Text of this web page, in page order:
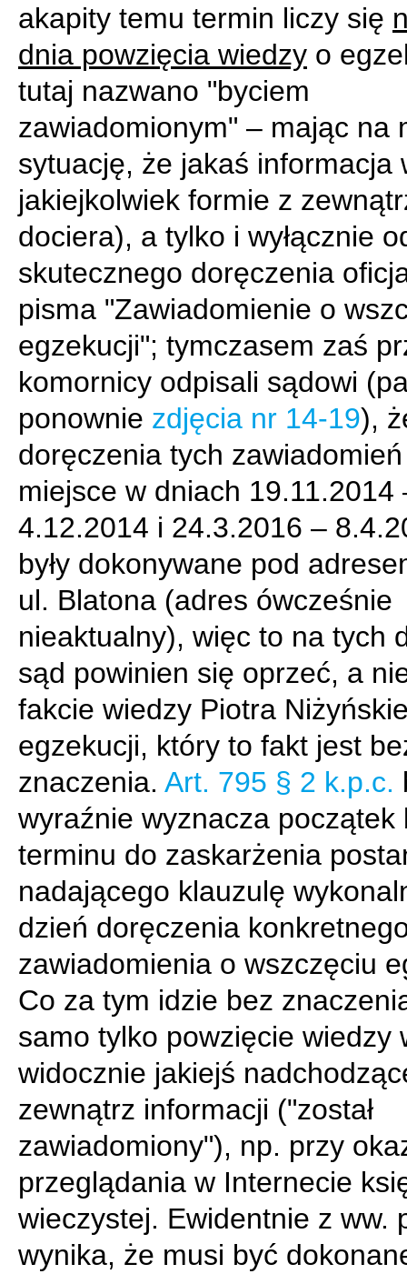
akapity temu termin liczy się
dnia powzięcia wiedzy o
tutaj nazwano "byciem
zawiadomionym" – mając na
sytuację, że jakaś informacja
jakiejkolwiek formie z
dociera), a tylko i wyłącznie
skutecznego doręczenia
pisma "Zawiadomienie o
egzekucji"; tymczasem zaś
komornicy odpisali sądowi
ponownie zdjęcia nr 14-19),
doręczenia tych zawiadomień
miejsce w dniach 19.11.2014
4.12.2014 i 24.3.2016 –
były dokonywane pod
ul. Blatona (adres ówcześnie
nieaktualny), więc to na tych
sąd powinien się oprzeć, a
fakcie wiedzy Piotra
egzekucji, który to fakt jest
znaczenia. Art. 795 § 2 k.p.c.
wyraźnie wyznacza początek
terminu do zaskarżenia
nadającego klauzulę
dzień doręczenia
zawiadomienia o wszczęciu
Co za tym idzie bez
samo tylko powzięcie wiedzy
widocznie jakiejś
zewnątrz informacji ("został
zawiadomiony"), np. przy
przeglądania w Internecie
wieczystej. Ewidentnie z ww.
wynika, że musi być